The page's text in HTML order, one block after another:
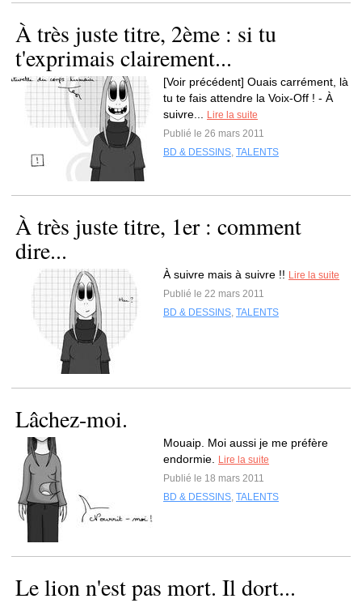
À très juste titre, 2ème : si tu
t'exprimais clairement...
[Voir précédent] Ouais carrément, là
tu te fais attendre la Voix-Off ! - À
suivre...
Lire la suite
Publié le 26 mars 2011
BD & DESSINS, TALENTS
À très juste titre, 1er : comment
dire...
À suivre mais à suivre !! Lire la suite
Publié le 22 mars 2011
BD & DESSINS, TALENTS
Lâchez-moi.
Mouaip. Moi aussi je me préfère
endormie.
Lire la suite
Publié le 18 mars 2011
BD & DESSINS, TALENTS
Le lion n'est pas mort. Il dort...